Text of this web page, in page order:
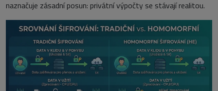
naznačuje zásadní posun: privátní výpočty se stávají realitou.